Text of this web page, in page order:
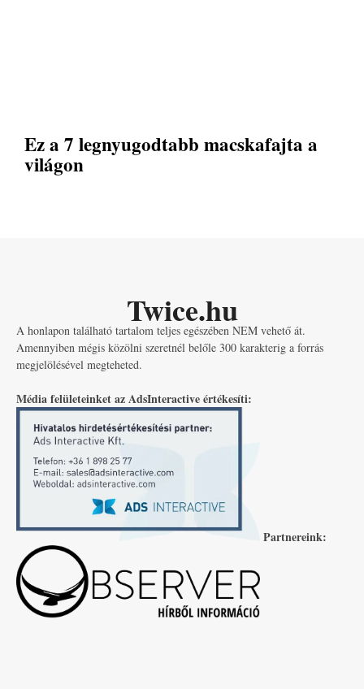
Ez a 7 legnyugodtabb macskafajta a
világon
Twice.hu
A honlapon található tartalom teljes egészében NEM vehető át.
Amennyiben mégis közölni szeretnél belőle 300 karakterig a forrás
megjelölésével megteheted.
Média felületeinket az AdsInteractive értékesíti:
Partnereink: